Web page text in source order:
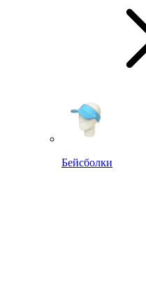
Бейсболки